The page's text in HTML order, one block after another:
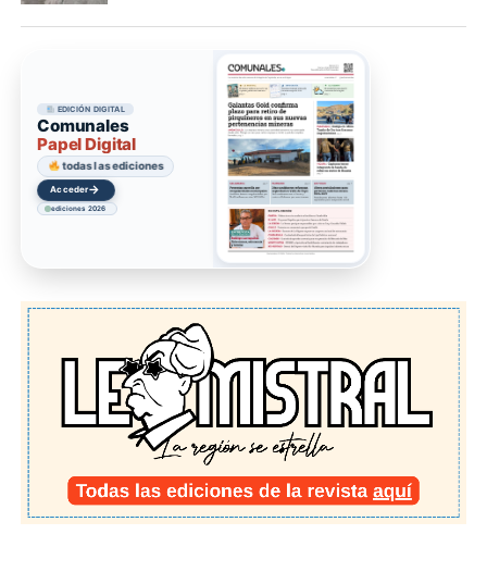
EDICIÓN DIGITAL
Comunales
Papel Digital
todas las ediciones
Acceder→
ediciones 2026